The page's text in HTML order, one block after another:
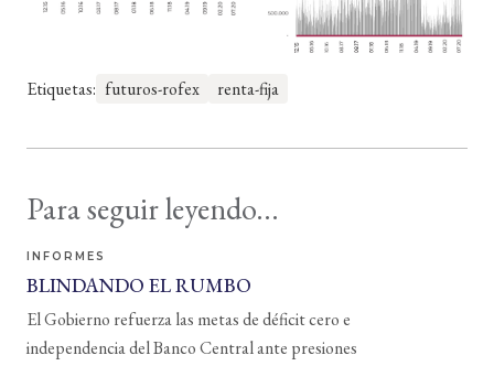
Etiquetas: futuros-rofex renta-fija
Para seguir leyendo...
INFORMES
BLINDANDO EL RUMBO
El Gobierno refuerza las metas de déficit cero e
independencia del Banco Central ante presiones